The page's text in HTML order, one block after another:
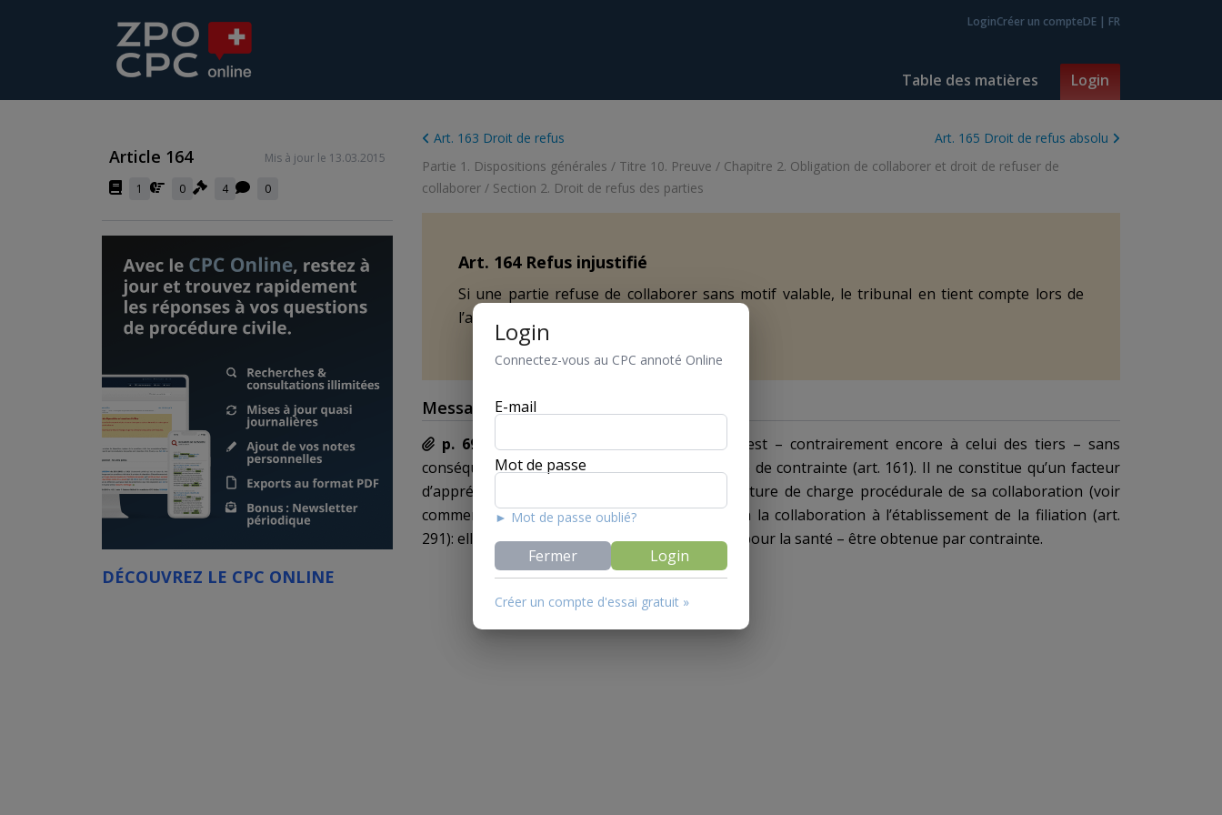
LoginCréer un compteDE | FR
Table des matières Login
Article 164
Mis à jour le 13.03.2015
1
0 4 0
DÉCOUVREZ LE CPC ONLINE
Art. 163 Droit de refus
Art. 165 Droit de refus absolu
Partie 1. Dispositions générales / Titre 10. Preuve / Chapitre 2. Obligation de collaborer et droit de refuser de
collaborer / Section 2. Droit de refus des parties
Art. 164 Refus injustifié
Si une partie refuse de collaborer sans motif valable, le tribunal en tient compte lors de
l’appréciation des preuves.
Message
p. 6926 s.
d’une partie est – contrairement encore à celui des tiers – sans
conséquence disciplinaire ou pénale ni passible de contrainte (art. 161). Il ne constitue qu’un facteur
d’appréciation des preuves, en raison de la nature de charge procédurale de sa collaboration (voir
commentaire de l’art. 157). Seule fait exception la collaboration à l’établissement de la filiation (art.
291): elle peut – à condition d’être sans danger pour la santé – être obtenue par contrainte.
Login
Connectez-vous au CPC annoté Online
E-mail
Mot de passe
► Mot de passe oublié?
Fermer Login
Créer un compte d'essai gratuit »